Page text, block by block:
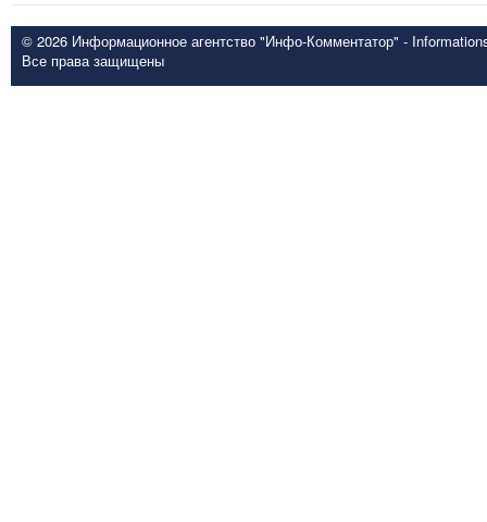
© 2026 Информационное агентство "Инфо-Комментатор" -
Все права защищены